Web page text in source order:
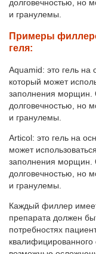
долговечностью, но
и гранулемы.
Примеры
геля:
Aquamid: это гель на
который может
заполнения морщин.
долговечностью, но
и гранулемы.
Articol: это гель на
может
заполнения морщин.
долговечностью, но
и гранулемы.
Каждый филлер
препарата должен
потребностях
квалифицированного